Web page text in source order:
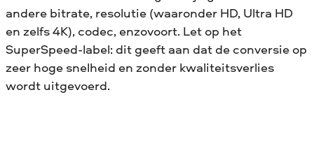
andere bitrate, resolutie (waaronder HD, Ultra HD
en zelfs 4K), codec, enzovoort. Let op het
SuperSpeed-label: dit geeft aan dat de conversie op
zeer hoge snelheid en zonder kwaliteitsverlies
wordt uitgevoerd.